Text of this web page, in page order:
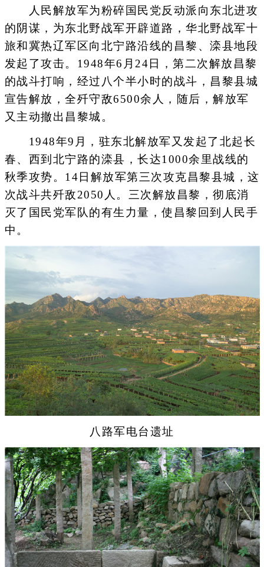
人民解放军为粉碎国民党反动派向东北进攻
的阴谋，为东北野战军开辟道路，华北野战军十
旅和冀热辽军区向北宁路沿线的昌黎、滦县地段
发起了攻击。1948年6月24日，第二次解放昌黎
的战斗打响，经过八个半小时的战斗，昌黎县城
宣告解放，全歼守敌6500余人，随后，解放军
又主动撤出昌黎城。
1948年9月，驻东北解放军又发起了北起长
春、西到北宁路的滦县，长达1000余里战线的
秋季攻势。14日解放军第三次攻克昌黎县城，这
次战斗共歼敌2050人。三次解放昌黎，彻底消
灭了国民党军队的有生力量，使昌黎回到人民手
中。
八路军电台遗址